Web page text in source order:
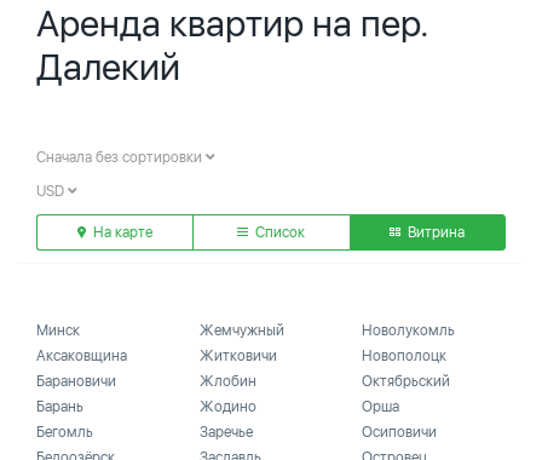
Аренда квартир на пер.
Далекий
Сначала без сортировки
USD
На карте Список Витрина
Минск
Аксаковщина
Барановичи
Барань
Бегомль
Жемчужный
Житковичи
Жлобин
Жодино
Заречье
Новолукомль
Новополоцк
Октябрьский
Орша
Осиповичи